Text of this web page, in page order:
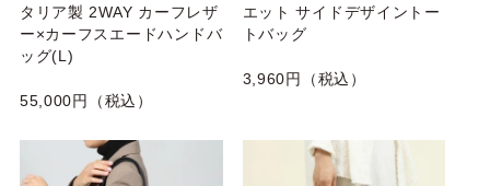
タリア製 2WAY カーフレザ
ー×カーフスエードハンドバ
ッグ(L)
55,000円（税込）
エット サイドデザイントー
トバッグ
3,960円（税込）